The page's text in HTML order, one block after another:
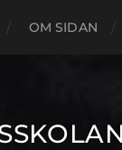
OM SIDAN